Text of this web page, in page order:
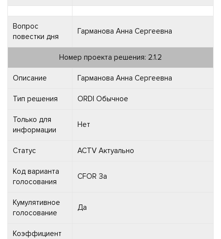
Вопрос
повестки дня
Гарманова Анна Сергеевна
Номер проекта решения: 2.1.2
Описание Гарманова Анна Сергеевна
Тип решения ORDI Обычное
Только для
информации
Нет
Статус ACTV Актуально
Код варианта
голосования
CFOR За
Кумулятивное
голосование
Да
Коэффициент